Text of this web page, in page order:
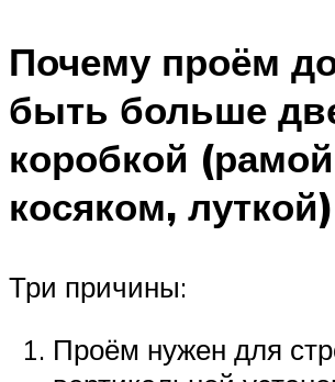
Почему проём
быть больше
коробкой
косяком, луткой)
Три причины:
Проём нужен для